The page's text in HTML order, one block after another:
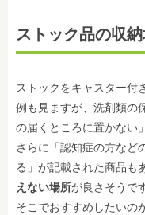
ストック品の収
ストックをキャスター付
例も見ますが、洗剤類の
の届くところに置かない
さらに「認知症の方など
る」が記載された商品も
えない場所が良さそうで
そこでおすすめしたいの